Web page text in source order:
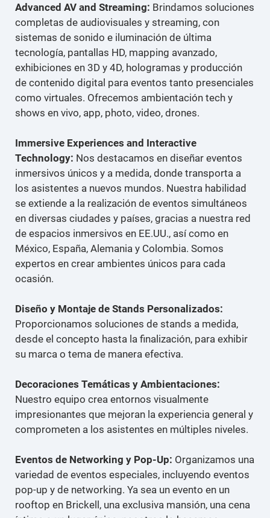
Advanced AV and Streaming: Brindamos soluciones
completas de audiovisuales y streaming, con
sistemas de sonido e iluminación de última
tecnología, pantallas HD, mapping avanzado,
exhibiciones en 3D y 4D, hologramas y producción
de contenido digital para eventos tanto presenciales
como virtuales. Ofrecemos ambientación tech y
shows en vivo, app, photo, video, drones.
Immersive Experiences and Interactive
Technology: Nos destacamos en diseñar eventos
inmersivos únicos y a medida, donde transporta a
los asistentes a nuevos mundos. Nuestra habilidad
se extiende a la realización de eventos simultáneos
en diversas ciudades y países, gracias a nuestra red
de espacios inmersivos en EE.UU., así como en
México, España, Alemania y Colombia. Somos
expertos en crear ambientes únicos para cada
ocasión.
Diseño y Montaje de Stands Personalizados:
Proporcionamos soluciones de stands a medida,
desde el concepto hasta la finalización, para exhibir
su marca o tema de manera efectiva.
Decoraciones Temáticas y Ambientaciones:
Nuestro equipo crea entornos visualmente
impresionantes que mejoran la experiencia general y
comprometen a los asistentes en múltiples niveles.
Eventos de Networking y Pop-Up: Organizamos una
variedad de eventos especiales, incluyendo eventos
pop-up y de networking. Ya sea un evento en un
rooftop en Brickell, una exclusiva mansión, una cena